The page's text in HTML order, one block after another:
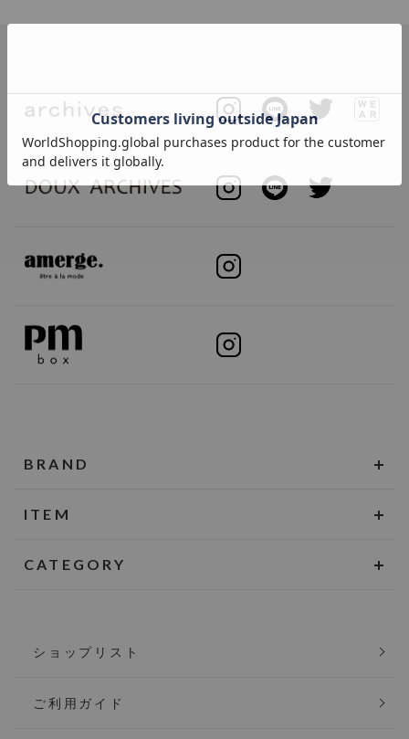
BRAND
ITEM
CATEGORY
ショップリスト
ご利用ガイド